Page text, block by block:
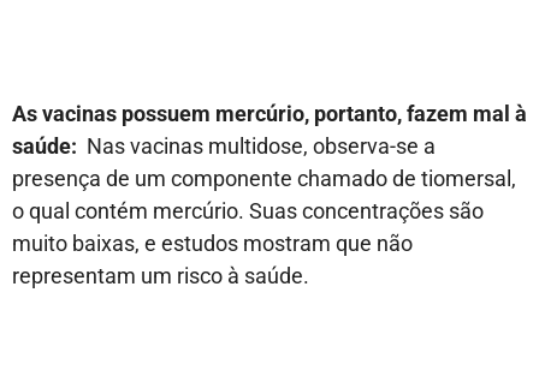
As vacinas possuem mercúrio, portanto, fazem mal à
saúde: Nas vacinas multidose, observa-se a
presença de um componente chamado de tiomersal,
o qual contém mercúrio. Suas concentrações são
muito baixas, e estudos mostram que não
representam um risco à saúde.